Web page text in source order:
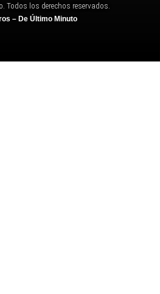
Todos los derechos reservados.
– De Último Minuto